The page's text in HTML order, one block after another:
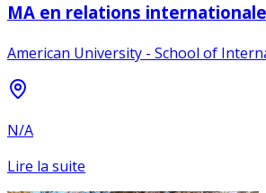
MA en relations
American University - School of
N/A
Lire la suite